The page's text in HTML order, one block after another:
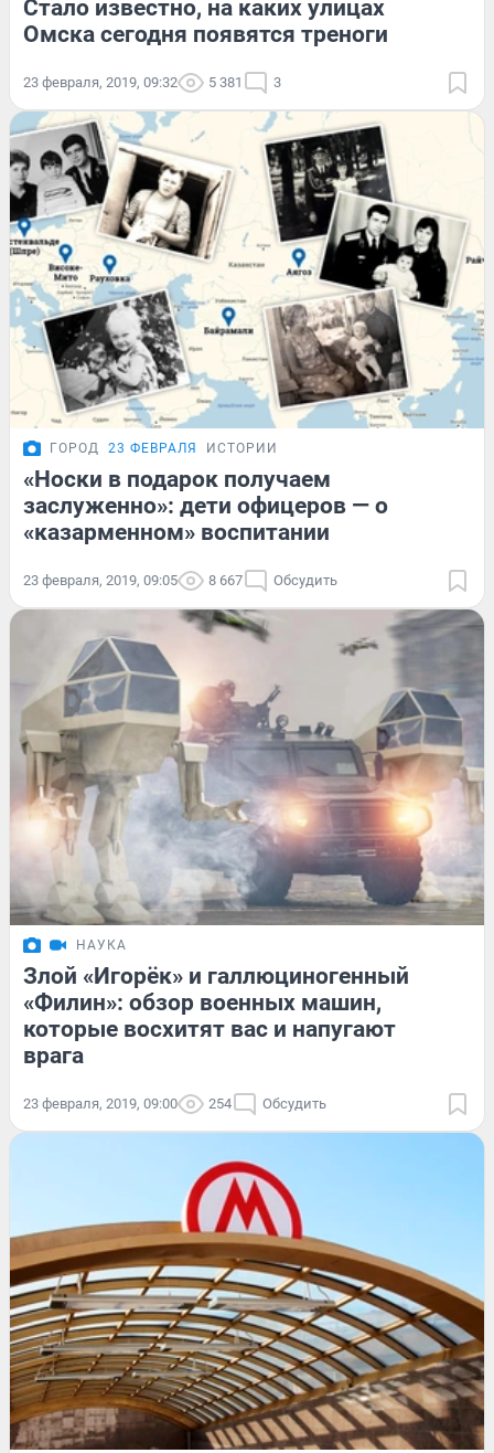
Стало известно, на каких улицах
Омска сегодня появятся треноги
23 февраля, 2019, 09:32 5 381 3
ГОРОД 23 ФЕВРАЛЯ ИСТОРИИ
«Носки в подарок получаем
заслуженно»: дети офицеров — о
«казарменном» воспитании
23 февраля, 2019, 09:05 8 667 Обсудить
НАУКА
Злой «Игорёк» и галлюциногенный
«Филин»: обзор военных машин,
которые восхитят вас и напугают
врага
23 февраля, 2019, 09:00 254 Обсудить